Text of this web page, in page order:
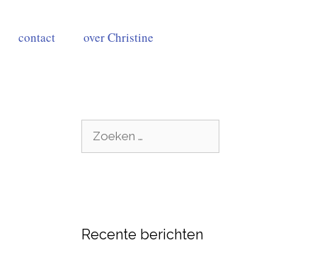
contact over Christine
Recente berichten